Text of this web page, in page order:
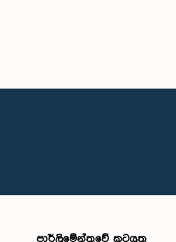
පාර්ලිමේන්තුවේ කටයුතු